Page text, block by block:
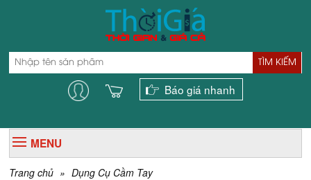
TÌM KIẾM
Báo giá nhanh
MENU
Trang chủ » Dụng Cụ Cầm Tay